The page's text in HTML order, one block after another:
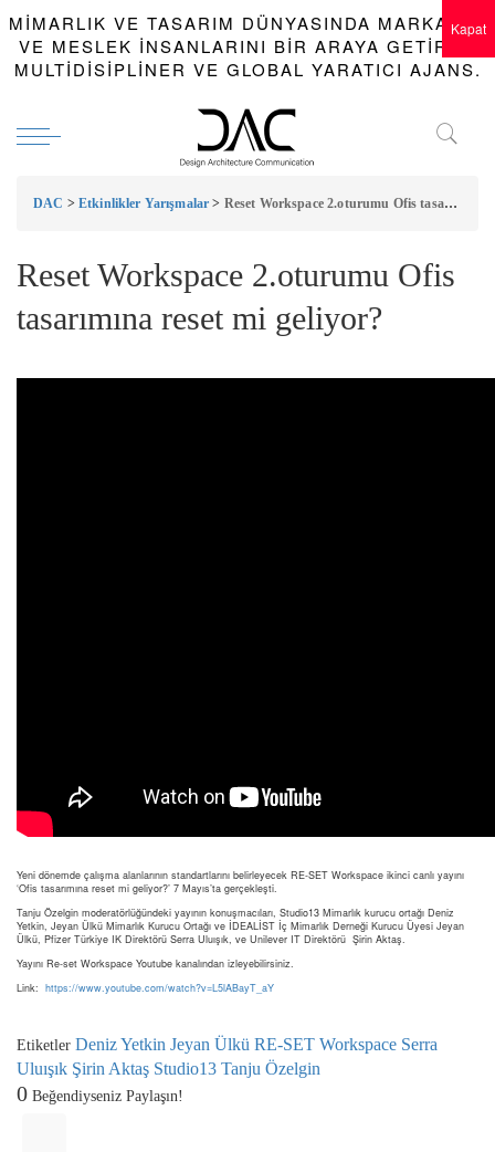
MIMARLIK VE TASARIM DÜNYASINDA MARKALAR
VE MESLEK INSANLARINI BIR ARAYA GETIREN
MULTIDISIPLINER VE GLOBAL YARATICI AJANS.
DAC > Etkinlikler Yarışmalar > Reset Workspace 2.oturumu Ofis tasarımına reset mi geliyor?
Reset Workspace 2.oturumu Ofis
tasarımına reset mi geliyor?
Yeni dönemde çalışma alanlarının standartlarını belirleyecek RE-SET Workspace ikinci canlı yayını
‘Ofis tasarımına reset mi geliyor?’ 7 Mayıs’ta gerçekleşti.
Tanju Özelgin moderatörlüğündeki yayının konuşmacıları, Studio13 Mimarlık kurucu ortağı Deniz
Yetkin, Jeyan Ülkü Mimarlık Kurucu Ortağı ve İDEALİST İç Mimarlık Derneği Kurucu Üyesi Jeyan
Ülkü, Pfizer Türkiye IK Direktörü Serra Uluışık, ve Unilever IT Direktörü Şirin Aktaş.
Yayını Re-set Workspace Youtube kanalından izleyebilirsiniz.
Link: https://www.youtube.com/watch?v=L5lABayT_aY
Etiketler Deniz Yetkin Jeyan Ülkü RE-SET Workspace Serra
Uluışık Şirin Aktaş Studio13 Tanju Özelgin
0 Beğendiyseniz Paylaşın!
Kapat